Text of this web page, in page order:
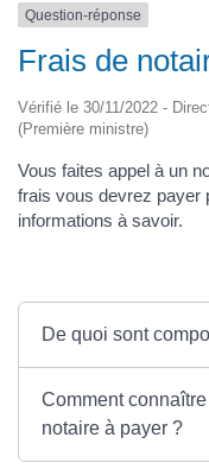
Question-réponse
Frais de
Vérifié le 30/11/2022 -
(Première ministre)
Vous faites appel à un
frais vous devrez payer
informations à savoir.
De quoi sont
Comment
notaire à payer ?